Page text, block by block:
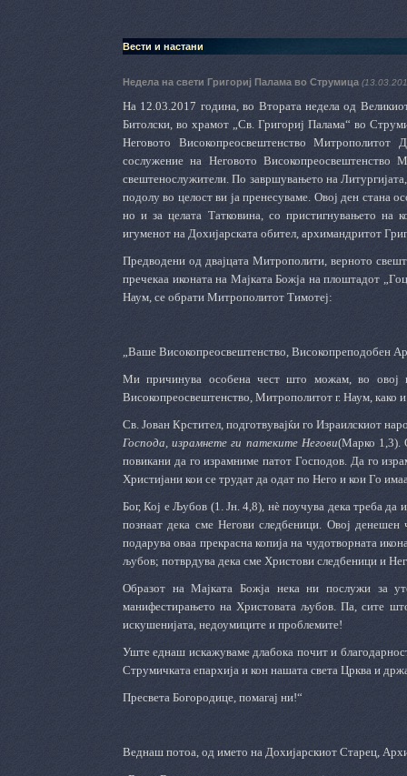
Вести и настани
Недела на свети Григориј Палама во Струмица
На 12.03.2017 година, во Втората недела од
Битолски, во храмот „Св. Григориј Палама“ во
Неговото Високопреосвештенство Митрополитот
сослужение на Неговото Високопреосвештенство
свештенослужители. По завршувањето на
подолу во целост ви ја пренесуваме. Овој ден стана
но и за целата Татковина, со пристигнувањето на
игуменот на Дохијарската обител, архимандритот
Предводени од двајцата Митрополити, верното
пречекаа иконата на Мајката Божја на плоштадот
Наум, се обрати Митрополитот Тимотеј:
„Ваше Високопреосвештенство, Високопреподобен
Ми причинува особена чест што можам, во овој
Високопреосвештенство, Митрополитот г. Наум, како
Св. Јован Крстител, подготвувајќи го Израилскиот
Господа, израмнете ги патеките Негови(Марко 1,3).
повикани да го израмниме патот Господов. Да го
Христијани кои се трудат да одат по Него и кои Го
Бог, Кој е Љубов (1. Јн. 4,8), нè поучува дека треба
познаат дека сме Негови следбеници. Овој
подарува оваа прекрасна копија на чудотворната
љубов; потврдува дека сме Христови следбеници и
Образот на Мајката Божја нека ни послужи за
манифестирањето на Христовата љубов. Па, сите
искушенијата, недоумиците и проблемите!
Уште еднаш искажуваме длабока почит и
Струмичката епархија и кон нашата света Црква и
Пресвета Богородице, помагај ни!“
Веднаш потоа, од името на Дохијарскиот Старец,